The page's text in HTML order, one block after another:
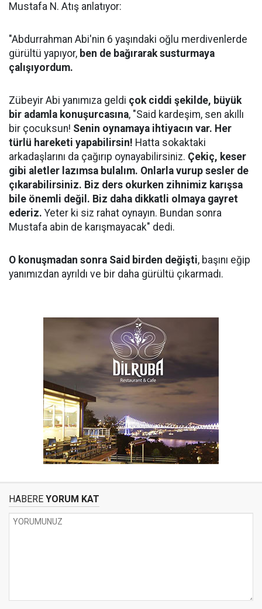
Mustafa N. Atış anlatıyor:
"Abdurrahman Abi'nin 6 yaşındaki oğlu merdivenlerde
gürültü yapıyor, ben de bağırarak susturmaya
çalışıyordum.
Zübeyir Abi yanımıza geldi çok ciddi şekilde, büyük
bir adamla konuşurcasına, "Said kardeşim, sen akıllı
bir çocuksun! Senin oynamaya ihtiyacın var. Her
türlü hareketi yapabilirsin! Hatta sokaktaki
arkadaşlarını da çağırıp oynayabilirsiniz. Çekiç, keser
gibi aletler lazımsa bulalım. Onlarla vurup sesler de
çıkarabilirsiniz. Biz ders okurken zihnimiz karışsa
bile önemli değil. Biz daha dikkatli olmaya gayret
ederiz. Yeter ki siz rahat oynayın. Bundan sonra
Mustafa abin de karışmayacak" dedi.
O konuşmadan sonra Said birden değişti, başını eğip
yanımızdan ayrıldı ve bir daha gürültü çıkarmadı.
HABERE YORUM KAT